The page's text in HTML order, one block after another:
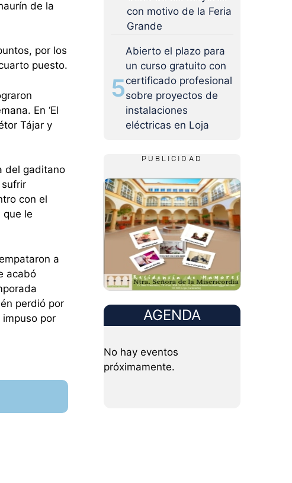
de la
por los
puesto.
En ‘El
Tájar y
del gaditano
con el
que le
a
acabó
perdió por
por
con motivo de la Feria
Grande
5
Abierto el plazo para
un curso gratuito con
certificado profesional
sobre proyectos de
instalaciones
eléctricas en Loja
PUBLICIDAD
AGENDA
No hay eventos
próximamente.